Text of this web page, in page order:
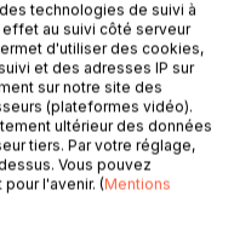
technologies de suivi à
au suivi côté serveur
d'utiliser des cookies,
et des adresses IP sur
sur notre site des
(plateformes vidéo).
ultérieur des données
tiers. Par votre réglage,
Vous pouvez
l'avenir. (Mentions